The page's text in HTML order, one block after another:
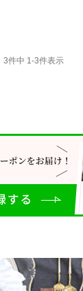
3件中 1-3件表示